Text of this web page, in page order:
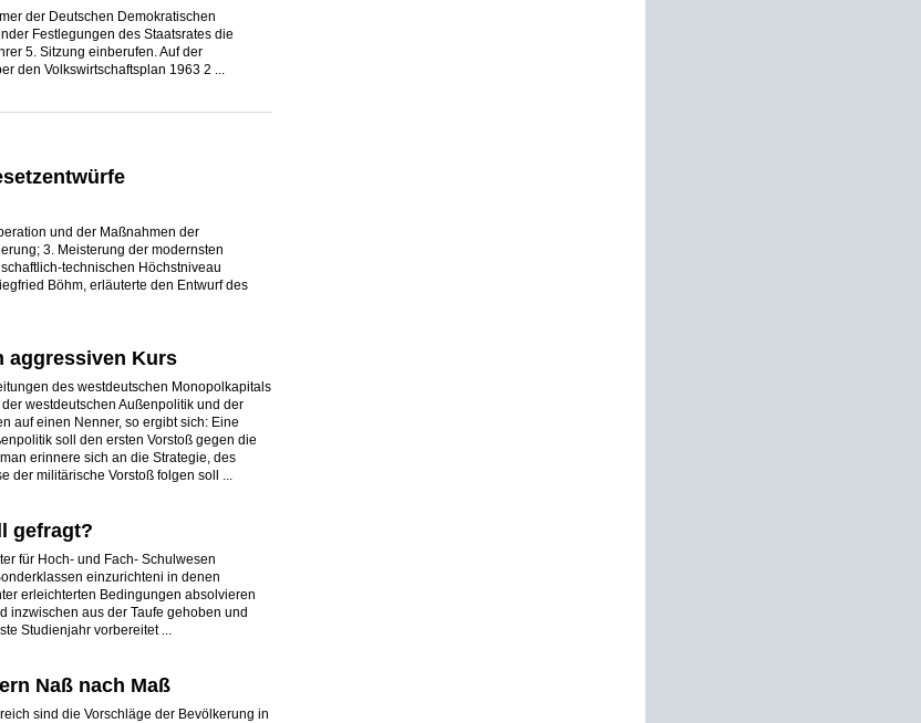
der Deutschen Demokratischen
Festlegungen des Staatsrates die
5. Sitzung einberufen. Auf der
den Volkswirtschaftsplan 1963 2 ...
und der Maßnahmen der
3. Meisterung der modernsten
technischen Höchstniveau
Böhm, erläuterte den Entwurf des
aggressiven Kurs
des westdeutschen Monopolkapitals
westdeutschen Außenpolitik und der
auf einen Nenner, so ergibt sich: Eine
soll den ersten Vorstoß gegen die
erinnere sich an die Strategie, des
der militärische Vorstoß folgen soll ...
gefragt?
für Hoch- und Fach- Schulwesen
einzurichteni in denen
erleichterten Bedingungen absolvieren
inzwischen aus der Taufe gehoben und
Studienjahr vorbereitet ...
Naß nach Maß
sind die Vorschläge der Bevölkerung in